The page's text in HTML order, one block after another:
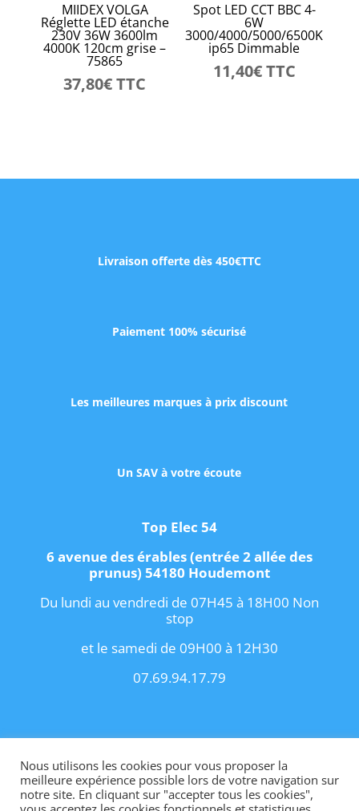
MIIDEX VOLGA
Réglette LED étanche
230V 36W 3600lm
4000K 120cm grise –
75865
37,80€TTC
Spot LED CCT BBC 4-
6W
3000/4000/5000/6500K
ip65 Dimmable
11,40€TTC
Livraison offerte dès 450€TTC
Paiement 100% sécurisé
Les meilleures marques à prix discount
Un SAV à votre écoute
Top Elec 54
6 avenue des érables (entrée 2 allée des
prunus) 54180 Houdemont
Du lundi au vendredi de 07H45 à 18H00 Non
stop
et le samedi de 09H00 à 12H30
07.69.94.17.79
Copyright 2021 IConditions Générales de
VenteIContact
Nous utilisons les cookies pour vous proposer la
meilleure expérience possible lors de votre navigation sur
notre site. En cliquant sur "accepter tous les cookies",